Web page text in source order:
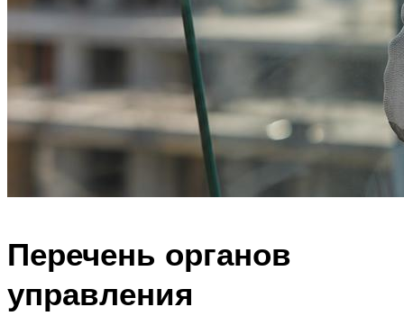
Перечень органов
управления